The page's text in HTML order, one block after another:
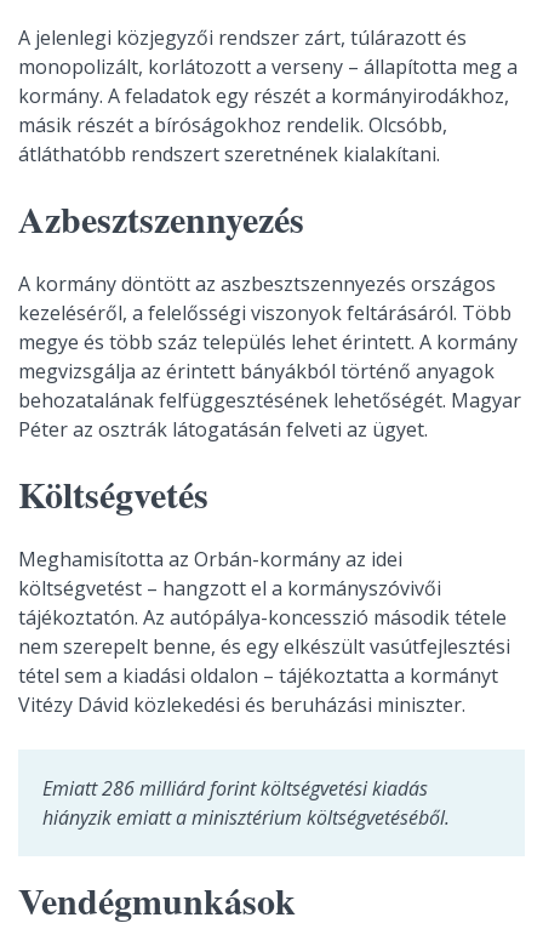
A jelenlegi közjegyzői rendszer zárt, túlárazott és
monopolizált, korlátozott a verseny – állapította meg a
kormány. A feladatok egy részét a kormányirodákhoz,
másik részét a bíróságokhoz rendelik. Olcsóbb,
átláthatóbb rendszert szeretnének kialakítani.
Azbesztszennyezés
A kormány döntött az aszbesztszennyezés országos
kezeléséről, a felelősségi viszonyok feltárásáról. Több
megye és több száz település lehet érintett. A kormány
megvizsgálja az érintett bányákból történő anyagok
behozatalának felfüggesztésének lehetőségét. Magyar
Péter az osztrák látogatásán felveti az ügyet.
Költségvetés
Meghamisította az Orbán-kormány az idei
költségvetést – hangzott el a kormányszóvivői
tájékoztatón. Az autópálya-koncesszió második tétele
nem szerepelt benne, és egy elkészült vasútfejlesztési
tétel sem a kiadási oldalon – tájékoztatta a kormányt
Vitézy Dávid közlekedési és beruházási miniszter.
Emiatt 286 milliárd forint költségvetési kiadás
hiányzik emiatt a minisztérium költségvetéséből.
Vendégmunkások